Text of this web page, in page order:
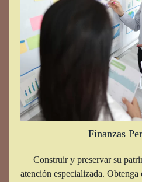
Finanzas
Construir y preservar su
atención especializada.